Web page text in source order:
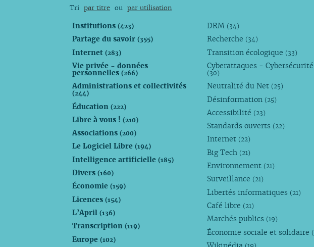
Tri par titre ou par utilisation
Institutions(423)
Partage du savoir(355)
Internet(283)
Vie privée - données
personnelles(266)
Administrations et collectivités
(244)
Éducation(222)
Libre à vous !(210)
Associations(200)
Le Logiciel Libre(194)
Intelligence artificielle(185)
Divers(160)
Économie(159)
Licences(154)
L’April(136)
Transcription(119)
Europe(102)
DRM (34)
Recherche (34)
Transition écologique (33)
Cyberattaques - Cybersécurité
(30)
Neutralité du Net (25)
Désinformation (25)
Accessibilité (23)
Standards ouverts (22)
Internet (22)
Big Tech (21)
Environnement (21)
Surveillance (21)
Libertés informatiques (21)
Café libre (21)
Marchés publics (19)
Économie sociale et solidaire